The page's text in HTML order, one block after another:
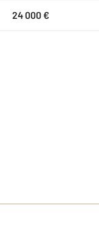
24 000 €